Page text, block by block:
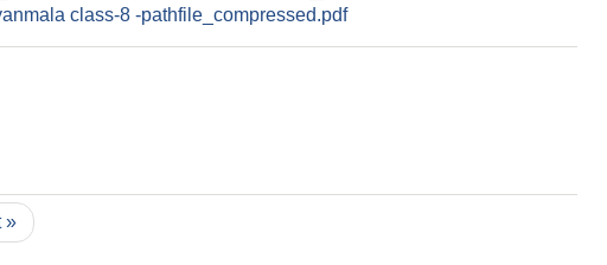
class-8 -pathfile_compressed.pdf
»